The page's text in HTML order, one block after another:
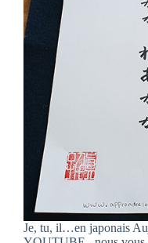
Je, tu, il…en japonais